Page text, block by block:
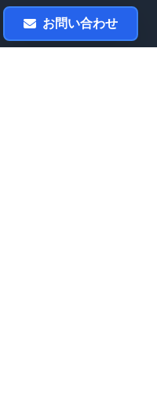
お問い合わせ